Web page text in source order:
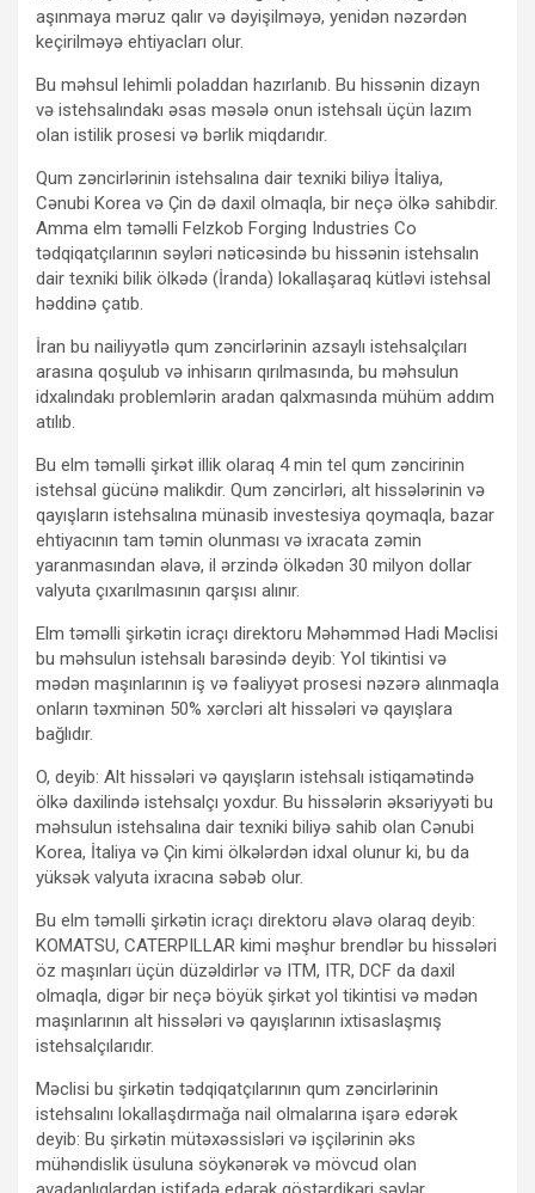
aşınmaya məruz qalır və dəyişilməyə, yenidən nəzərdən
keçirilməyə ehtiyacları olur.
Bu məhsul lehimli poladdan hazırlanıb. Bu hissənin dizayn
və istehsalındakı əsas məsələ onun istehsalı üçün lazım
olan istilik prosesi və bərlik miqdarıdır.
Qum zəncirlərinin istehsalına dair texniki biliyə İtaliya,
Cənubi Korea və Çin də daxil olmaqla, bir neçə ölkə sahibdir.
Amma elm təməlli Felzkob Forging Industries Co
tədqiqatçılarının səyləri nəticəsində bu hissənin istehsalın
dair texniki bilik ölkədə (İranda) lokallaşaraq kütləvi istehsal
həddinə çatıb.
İran bu nailiyyətlə qum zəncirlərinin azsaylı istehsalçıları
arasına qoşulub və inhisarın qırılmasında, bu məhsulun
idxalındakı problemlərin aradan qalxmasında mühüm addım
atılıb.
Bu elm təməlli şirkət illik olaraq 4 min tel qum zəncirinin
istehsal gücünə malikdir. Qum zəncirləri, alt hissələrinin və
qayışların istehsalına münasib investesiya qoymaqla, bazar
ehtiyacının tam təmin olunması və ixracata zəmin
yaranmasından əlavə, il ərzində ölkədən 30 milyon dollar
valyuta çıxarılmasının qarşısı alınır.
Elm təməlli şirkətin icraçı direktoru Məhəmməd Hadi Məclisi
bu məhsulun istehsalı barəsində deyib: Yol tikintisi və
mədən maşınlarının iş və fəaliyyət prosesi nəzərə alınmaqla
onların təxminən 50% xərcləri alt hissələri və qayışlara
bağlıdır.
O, deyib: Alt hissələri və qayışların istehsalı istiqamətində
ölkə daxilində istehsalçı yoxdur. Bu hissələrin əksəriyyəti bu
məhsulun istehsalına dair texniki biliyə sahib olan Cənubi
Korea, İtaliya və Çin kimi ölkələrdən idxal olunur ki, bu da
yüksək valyuta ixracına səbəb olur.
Bu elm təməlli şirkətin icraçı direktoru əlavə olaraq deyib:
KOMATSU, CATERPILLAR kimi məşhur brendlər bu hissələri
öz maşınları üçün düzəldirlər və ITM, ITR, DCF da daxil
olmaqla, digər bir neçə böyük şirkət yol tikintisi və mədən
maşınlarının alt hissələri və qayışlarının ixtisaslaşmış
istehsalçılarıdır.
Məclisi bu şirkətin tədqiqatçılarının qum zəncirlərinin
istehsalını lokallaşdırmağa nail olmalarına işarə edərək
deyib: Bu şirkətin mütəxəssisləri və işçilərinin əks
mühəndislik üsuluna söykənərək və mövcud olan